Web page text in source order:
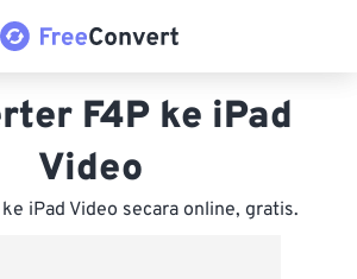
F4P ke iPad
Video
iPad Video secara online, gratis.